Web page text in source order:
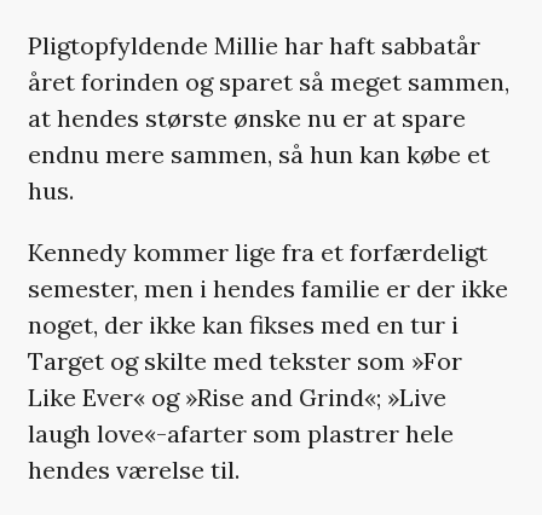
Pligtopfyldende Millie har haft sabbatår
året forinden og sparet så meget sammen,
at hendes største ønske nu er at spare
endnu mere sammen, så hun kan købe et
hus.
Kennedy kommer lige fra et forfærdeligt
semester, men i hendes familie er der ikke
noget, der ikke kan fikses med en tur i
Target og skilte med tekster som »For
Like Ever« og »Rise and Grind«; »Live
laugh love«-afarter som plastrer hele
hendes værelse til.